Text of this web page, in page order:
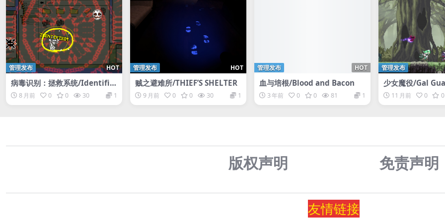
HOT
管理发布
病毒识别：拯救系统/Identifil
e: Desktop Dungeon
8 月前 0 0 30 1
HOT
管理发布
贼之避难所/THIEF’S SHELTER
9 月前 0 0 30 1
HOT
管理发布
血与培根/Blood and Bacon
3 年前 0 0 81 1
管理发布
少女魔役/Gal
vants of the Dark
11 月前 0 0
版权声明 免责声明
友情链接